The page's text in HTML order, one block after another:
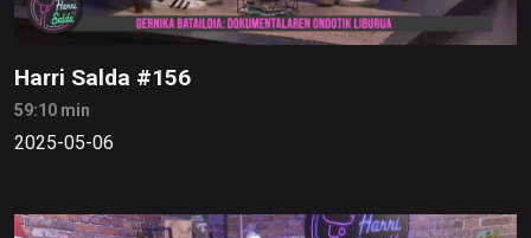
Harri Salda #156
59:10 min
2025-05-06